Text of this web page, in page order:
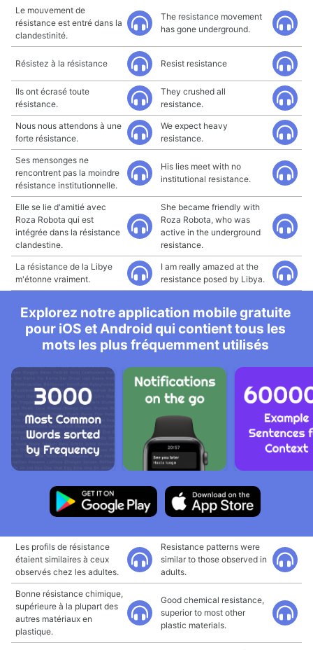
Le mouvement de
résistance est entré dans la
clandestinité.
The resistance movement
has gone underground.
Résistez à la résistance Resist resistance
Ils ont écrasé toute
résistance.
They crushed all
resistance.
Nous nous attendons à une
forte résistance.
We expect heavy
resistance.
Ses mensonges ne
rencontrent pas la moindre
résistance institutionnelle.
His lies meet with no
institutional resistance.
Elle se lie d'amitié avec
Roza Robota qui est
intégrée dans la résistance
clandestine.
She became friendly with
Roza Robota, who was
active in the underground
resistance.
La résistance de la Libye
m'étonne vraiment.
I am really amazed at the
resistance posed by Libya.
Explorez notre application mobile gratuite
pour iOS et Android qui contient tous les
mots les plus fréquemment utilisés
Les profils de résistance
étaient similaires à ceux
observés chez les adultes.
Resistance patterns were
similar to those observed in
adults.
Bonne résistance chimique,
supérieure à la plupart des
autres matériaux en
plastique.
Good chemical resistance,
superior to most other
plastic materials.